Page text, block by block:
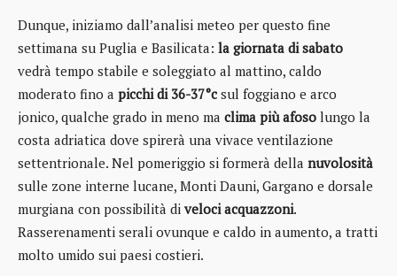
Dunque, iniziamo dall’analisi meteo per questo fine
settimana su Puglia e Basilicata: la giornata di sabato
vedrà tempo stabile e soleggiato al mattino, caldo
moderato fino a picchi di 36-37°c sul foggiano e arco
jonico, qualche grado in meno ma clima più afoso lungo la
costa adriatica dove spirerà una vivace ventilazione
settentrionale. Nel pomeriggio si formerà della nuvolosità
sulle zone interne lucane, Monti Dauni, Gargano e dorsale
murgiana con possibilità di veloci acquazzoni.
Rasserenamenti serali ovunque e caldo in aumento, a tratti
molto umido sui paesi costieri.